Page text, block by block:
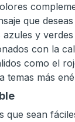
que
y verdes
con la
como el
temas más
que sean